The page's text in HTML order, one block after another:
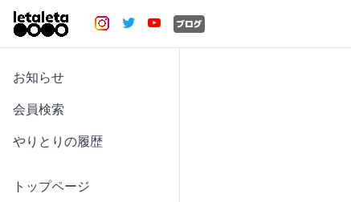
お知らせ
会員検索
やりとりの履歴
トップページ